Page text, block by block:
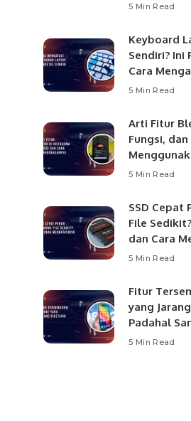
5 Min Read
Keyboard
Sendiri? Ini
Cara
5 Min Read
Arti Fitur
Fungsi, dan
5 Min Read
SSD Cepat
File
dan Cara
5 Min Read
Fitur
yang
Padahal
5 Min Read